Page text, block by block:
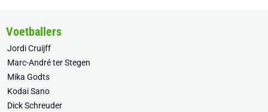
Voetballers
Jordi Cruijff
Marc-André ter Stegen
Mika Godts
Kodai Sano
Dick Schreuder